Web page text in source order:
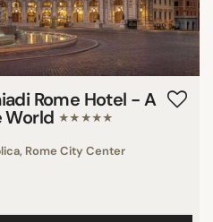
Rome Hotel - A
World ★★★★★
Rome City Center